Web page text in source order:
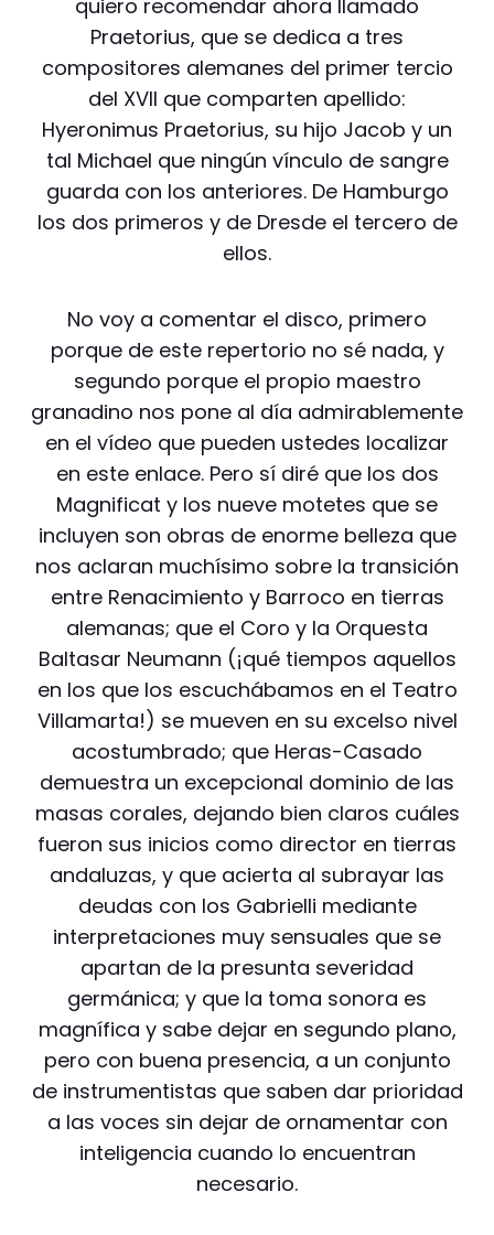
quiero recomendar ahora llamado
Praetorius, que se dedica a tres
compositores alemanes del primer tercio
del XVII que comparten apellido:
Hyeronimus Praetorius, su hijo Jacob y un
tal Michael que ningún vínculo de sangre
guarda con los anteriores. De Hamburgo
los dos primeros y de Dresde el tercero de
ellos.
No voy a comentar el disco, primero
porque de este repertorio no sé nada, y
segundo porque el propio maestro
granadino nos pone al día admirablemente
en el vídeo que pueden ustedes localizar
en este enlace. Pero sí diré que los dos
Magnificat y los nueve motetes que se
incluyen son obras de enorme belleza que
nos aclaran muchísimo sobre la transición
entre Renacimiento y Barroco en tierras
alemanas; que el Coro y la Orquesta
Baltasar Neumann (¡qué tiempos aquellos
en los que los escuchábamos en el Teatro
Villamarta!) se mueven en su excelso nivel
acostumbrado; que Heras-Casado
demuestra un excepcional dominio de las
masas corales, dejando bien claros cuáles
fueron sus inicios como director en tierras
andaluzas, y que acierta al subrayar las
deudas con los Gabrielli mediante
interpretaciones muy sensuales que se
apartan de la presunta severidad
germánica; y que la toma sonora es
magnífica y sabe dejar en segundo plano,
pero con buena presencia, a un conjunto
de instrumentistas que saben dar prioridad
a las voces sin dejar de ornamentar con
inteligencia cuando lo encuentran
necesario.